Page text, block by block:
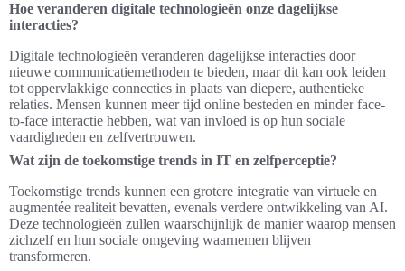
Hoe veranderen digitale technologieën onze dagelijkse
interacties?
Digitale technologieën veranderen dagelijkse interacties door
nieuwe communicatiemethoden te bieden, maar dit kan ook leiden
tot oppervlakkige connecties in plaats van diepere, authentieke
relaties. Mensen kunnen meer tijd online besteden en minder face-
to-face interactie hebben, wat van invloed is op hun sociale
vaardigheden en zelfvertrouwen.
Wat zijn de toekomstige trends in IT en zelfperceptie?
Toekomstige trends kunnen een grotere integratie van virtuele en
augmentée realiteit bevatten, evenals verdere ontwikkeling van AI.
Deze technologieën zullen waarschijnlijk de manier waarop mensen
zichzelf en hun sociale omgeving waarnemen blijven
transformeren.